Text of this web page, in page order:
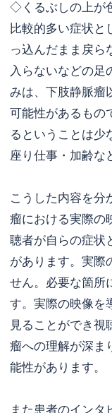
◇くるぶしの上が
比較的多い症状と
っ込んだまま戻ら
入らないなどの足
みは、下肢静脈瘤
可能性があるもの
るということは少
座り仕事・加齢な
こうした内容を分
瘤における実際の
聴者が自らの症状
があります。実際
せん。必要な箇所
す。実際の映像を
見ることができ
瘤への理解が深ま
能性があります。
また患者のインタ